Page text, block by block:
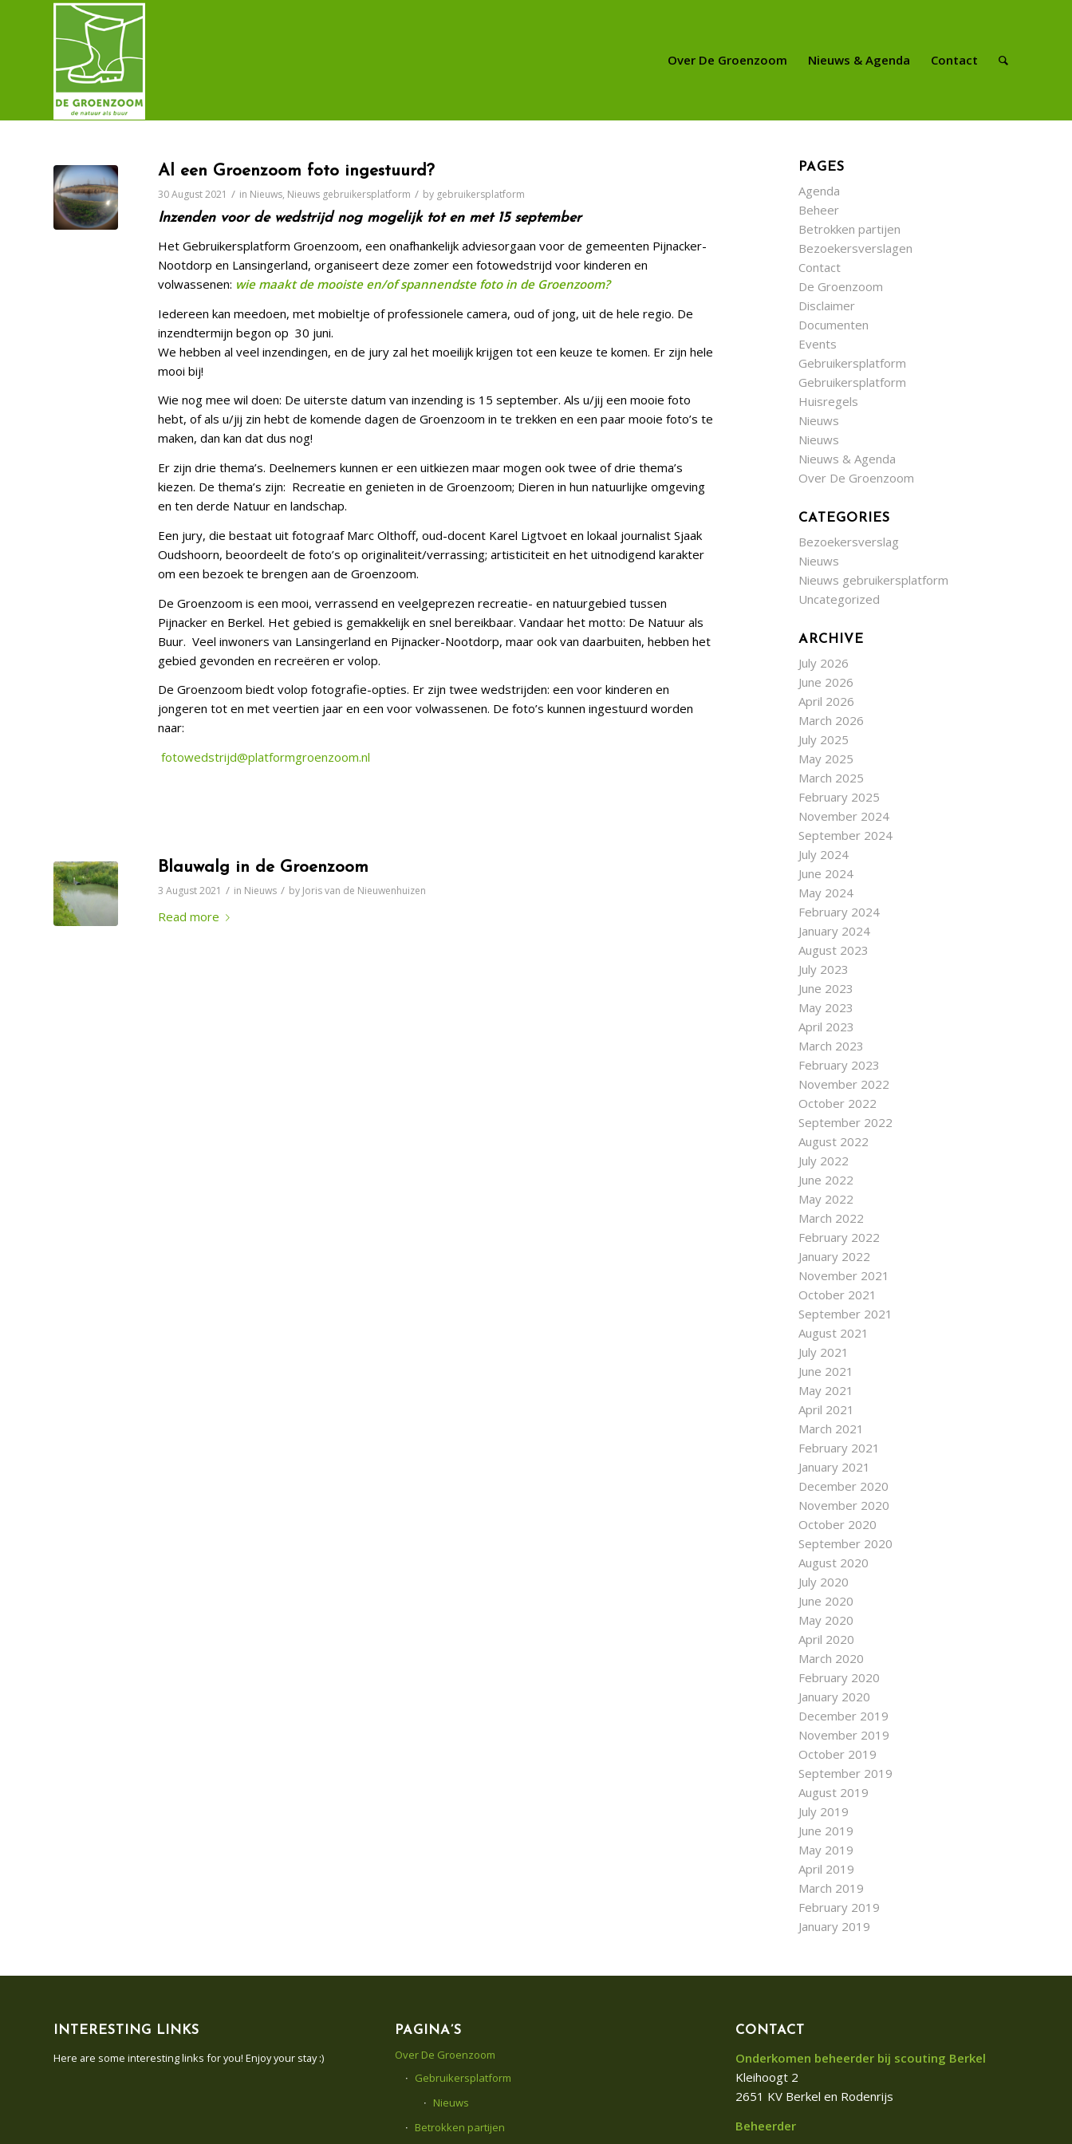
Over De Groenzoom Nieuws & Agenda Contact
Al een Groenzoom foto ingestuurd?
30 August 2021 / in Nieuws, Nieuws gebruikersplatform / by gebruikersplatform
Inzenden voor de wedstrijd nog mogelijk tot en met 15 september
Het Gebruikersplatform Groenzoom, een onafhankelijk adviesorgaan voor de gemeenten Pijnacker-
Nootdorp en Lansingerland, organiseert deze zomer een fotowedstrijd voor kinderen en
volwassenen: wie maakt de mooiste en/of spannendste foto in de Groenzoom?
Iedereen kan meedoen, met mobieltje of professionele camera, oud of jong, uit de hele regio. De
inzendtermijn begon op 30 juni.
We hebben al veel inzendingen, en de jury zal het moeilijk krijgen tot een keuze te komen. Er zijn hele
mooi bij!
Wie nog mee wil doen: De uiterste datum van inzending is 15 september. Als u/jij een mooie foto
hebt, of als u/jij zin hebt de komende dagen de Groenzoom in te trekken en een paar mooie foto’s te
maken, dan kan dat dus nog!
Er zijn drie thema’s. Deelnemers kunnen er een uitkiezen maar mogen ook twee of drie thema’s
kiezen. De thema’s zijn: Recreatie en genieten in de Groenzoom; Dieren in hun natuurlijke omgeving
en ten derde Natuur en landschap.
Een jury, die bestaat uit fotograaf Marc Olthoff, oud-docent Karel Ligtvoet en lokaal journalist Sjaak
Oudshoorn, beoordeelt de foto’s op originaliteit/verrassing; artisticiteit en het uitnodigend karakter
om een bezoek te brengen aan de Groenzoom.
De Groenzoom is een mooi, verrassend en veelgeprezen recreatie- en natuurgebied tussen
Pijnacker en Berkel. Het gebied is gemakkelijk en snel bereikbaar. Vandaar het motto: De Natuur als
Buur. Veel inwoners van Lansingerland en Pijnacker-Nootdorp, maar ook van daarbuiten, hebben het
gebied gevonden en recreëren er volop.
De Groenzoom biedt volop fotografie-opties. Er zijn twee wedstrijden: een voor kinderen en
jongeren tot en met veertien jaar en een voor volwassenen. De foto’s kunnen ingestuurd worden
naar:
fotowedstrijd@platformgroenzoom.nl
Blauwalg in de Groenzoom
3 August 2021 / in Nieuws / by Joris van de Nieuwenhuizen
Read more
PAGES
Agenda
Beheer
Betrokken partijen
Bezoekersverslagen
Contact
De Groenzoom
Disclaimer
Documenten
Events
Gebruikersplatform
Gebruikersplatform
Huisregels
Nieuws
Nieuws
Nieuws & Agenda
Over De Groenzoom
CATEGORIES
Bezoekersverslag
Nieuws
Nieuws gebruikersplatform
Uncategorized
ARCHIVE
July 2026
June 2026
April 2026
March 2026
July 2025
May 2025
March 2025
February 2025
November 2024
September 2024
July 2024
June 2024
May 2024
February 2024
January 2024
August 2023
July 2023
June 2023
May 2023
April 2023
March 2023
February 2023
November 2022
October 2022
September 2022
August 2022
July 2022
June 2022
May 2022
March 2022
February 2022
January 2022
November 2021
October 2021
September 2021
August 2021
July 2021
June 2021
May 2021
April 2021
March 2021
February 2021
January 2021
December 2020
November 2020
October 2020
September 2020
August 2020
July 2020
June 2020
May 2020
April 2020
March 2020
February 2020
January 2020
December 2019
November 2019
October 2019
September 2019
August 2019
July 2019
June 2019
May 2019
April 2019
March 2019
February 2019
January 2019
INTERESTING LINKS
Here are some interesting links for you! Enjoy your stay :)
PAGINA’S
Over De Groenzoom
Gebruikersplatform
Nieuws
Betrokken partijen
CONTACT
Onderkomen beheerder bij scouting Berkel
Kleihoogt 2
2651 KV Berkel en Rodenrijs
Beheerder